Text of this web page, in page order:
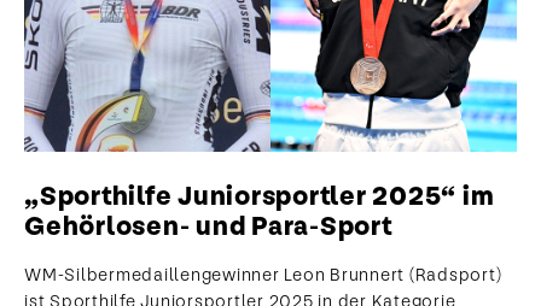
„Sporthilfe Juniorsportler 2025“ im
Gehörlosen- und Para-Sport
WM-Silbermedaillengewinner Leon Brunnert (Radsport)
ist Sporthilfe Juniorsportler 2025 in der Kategorie